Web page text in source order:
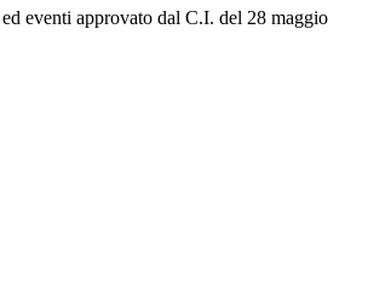
eventi approvato dal C.I. del 28 maggio